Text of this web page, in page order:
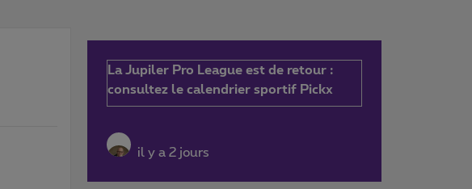
La Jupiler Pro League est de retour :
consultez le calendrier sportif Pickx
il y a 2 jours